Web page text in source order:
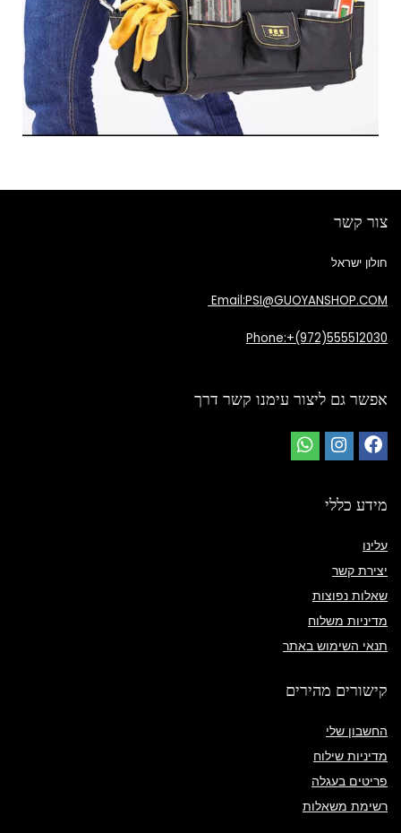
צור קשר
חולון ישראל
Email:PSI@GUOYANSHOP.COM
Phone:+(972)555512030
אפשר גם ליצור עימנו קשר דרך
מידע כללי
עלינו
יצירת קשר
שאלות נפוצות
מדיניות משלוח
תנאי השימוש באתר
קישורים מהירים
החשבון שלי
מדיניות שילוח
פריטים בעגלה
רשימת משאלות